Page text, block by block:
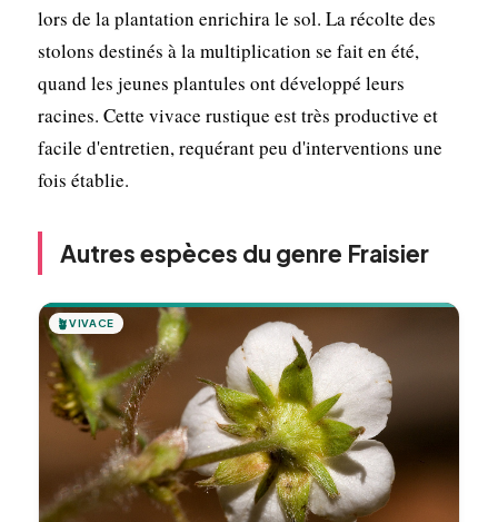
lors de la plantation enrichira le sol. La récolte des
stolons destinés à la multiplication se fait en été,
quand les jeunes plantules ont développé leurs
racines. Cette vivace rustique est très productive et
facile d'entretien, requérant peu d'interventions une
fois établie.
Autres espèces du genre Fraisier
🪴VIVACE